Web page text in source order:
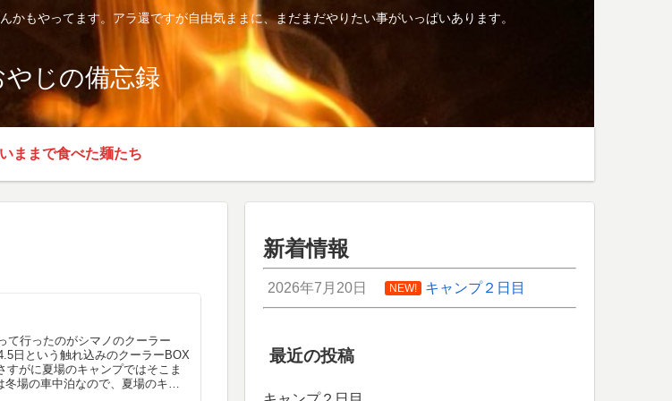
もやってます。アラ還ですが自由気ままに、まだまだやりたい事がいっぱいあります。
やじの備忘録
いままで食べた麺たち
て行ったのがシマノのクーラー
日という触れ込みのクーラーBOX
すがに夏場のキャンプではそこま
冬場の車中泊なので、夏場のキャ
新着情報
2026年7月20日 NEW! キャンプ２日目
最近の投稿